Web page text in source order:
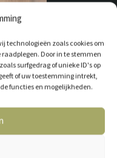
technologieën zoals cookies om
Door in te stemmen
surfgedrag of unieke ID's op
of uw toestemming intrekt,
functies en mogelijkheden.
kant en klaar
geolied.